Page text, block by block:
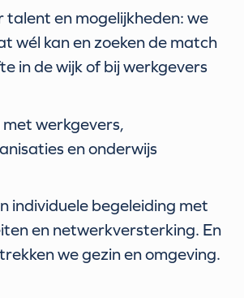
talent en mogelijkheden: we
wél kan en zoeken de match
in de wijk of bij werkgevers
met werkgevers,
en onderwijs
individuele begeleiding met
en netwerkversterking. En
we gezin en omgeving.